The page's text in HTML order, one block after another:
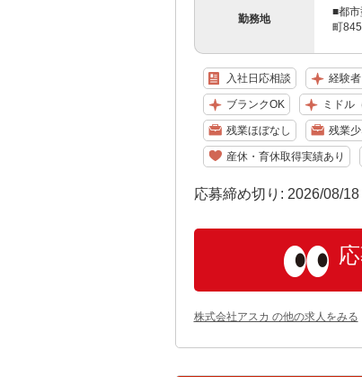
勤務地
■都
町
入社日応相談 経験
ブランクOK ミドル
残業ほぼなし 残業
産休・育休取得実績あり
応募締め切り: 2026/08/
株式会社アスカ の他の求人をみる